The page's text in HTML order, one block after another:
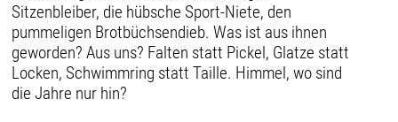
Sitzenbleiber, die hübsche Sport-Niete, den
pummeligen Brotbüchsendieb. Was ist aus ihnen
geworden? Aus uns? Falten statt Pickel, Glatze statt
Locken, Schwimmring statt Taille. Himmel, wo sind
die Jahre nur hin?